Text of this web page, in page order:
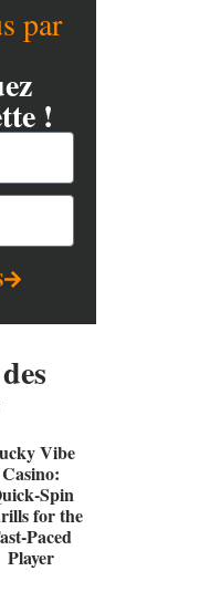
par
!
Vibe
Casino:
for the
Player